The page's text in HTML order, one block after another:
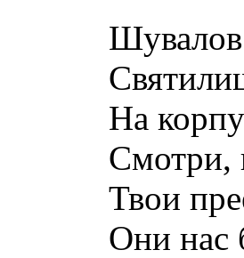
На
Смотри,
Твои
Они нас